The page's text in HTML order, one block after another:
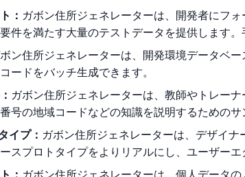
： ガボン住所ジェネレーターは、開発者にフ
件を満たす大量のテストデータを提供します
ン住所ジェネレーターは、開発環境データベ
ードをバッチ生成できます。
ガボン住所ジェネレーターは、教師やトレー
号の地域コードなどの知識を説明するためのサ
イプ： ガボン住所ジェネレーターは、デザイ
スプロトタイプをよりリアルにし、ユーザー
： ガボン住所ジェネレーターは、個人データ